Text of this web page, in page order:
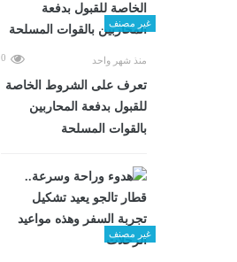
غير مصنف
منذ شهر واحد 0
تعرف على الشروط الخاصة
للقبول بدفعة المحاربين
بالقوات المسلحة
غير مصنف